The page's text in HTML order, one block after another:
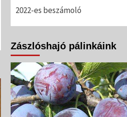
2022-es beszámoló
Zászlóshajó pálinkáink